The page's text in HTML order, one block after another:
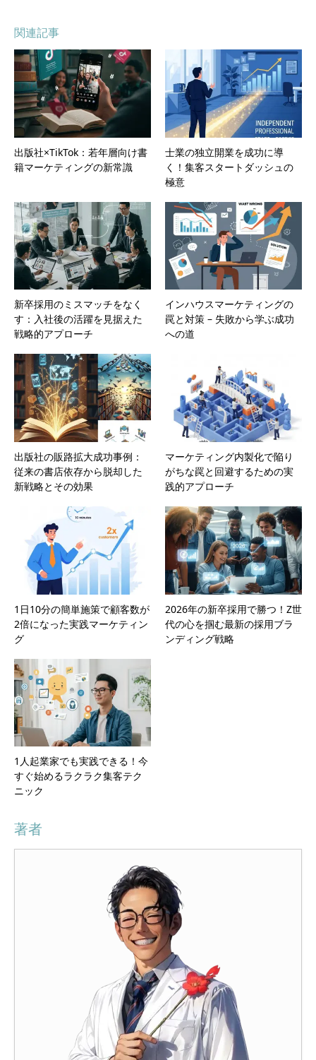
関連記事
出版社×TikTok：若年層向け書
籍マーケティングの新常識
士業の独立開業を成功に導
く！集客スタートダッシュの
極意
新卒採用のミスマッチをなく
す：入社後の活躍を見据えた
戦略的アプローチ
インハウスマーケティングの
罠と対策 – 失敗から学ぶ成功
への道
出版社の販路拡大成功事例：
従来の書店依存から脱却した
新戦略とその効果
マーケティング内製化で陥り
がちな罠と回避するための実
践的アプローチ
1日10分の簡単施策で顧客数が
2倍になった実践マーケティン
グ
2026年の新卒採用で勝つ！Z世
代の心を掴む最新の採用ブラ
ンディング戦略
1人起業家でも実践できる！今
すぐ始めるラクラク集客テク
ニック
著者